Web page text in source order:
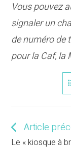
Vous pouvez
signaler un
de numéro de
pour la Caf, la
Read
articles
Article
Le « kiosque à